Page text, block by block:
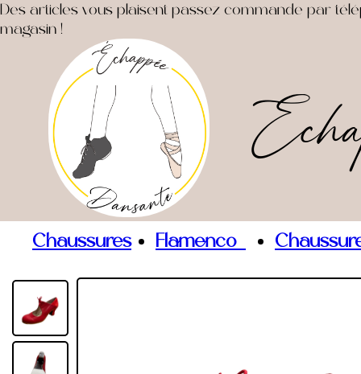
Des articles vous plaisent passez commande par
magasin !
Chaussures Flamenco